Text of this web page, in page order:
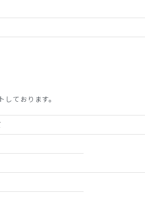
ております。